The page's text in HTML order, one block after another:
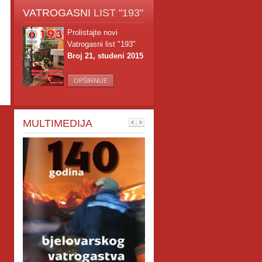
VATROGASNI LIST "193"
Prolistajte novi
Vatrogasni list "193"
Broj 21, studeni 2015
OPŠIRNIJE
MULTIMEDIJA